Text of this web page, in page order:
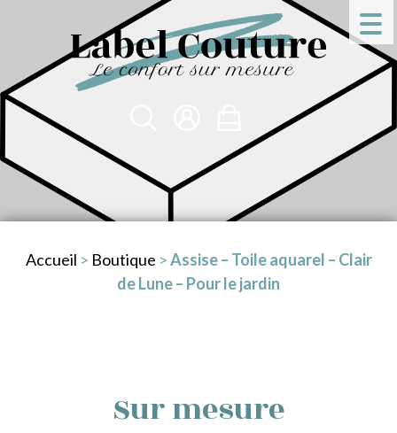
Accueil > Boutique >Assise – Toile aquarel – Clair
de Lune – Pour le jardin
Sur mesure